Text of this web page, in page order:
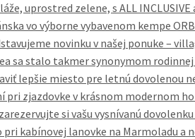
uprostred zelene, s ALL
vo výborne vybavenom kempe
novinku v našej ponuke –
sa stalo takmer synonymom
lepšie miesto pre letnú dovolenou
pri zjazdovke v krásnom modernom
si vašu vysnívanú dovolenku
kabínovej lanovke na Marmoladu a